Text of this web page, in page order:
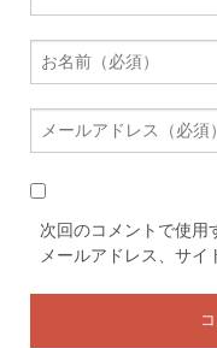
次回のコメントで使用
メールアドレス、サイ